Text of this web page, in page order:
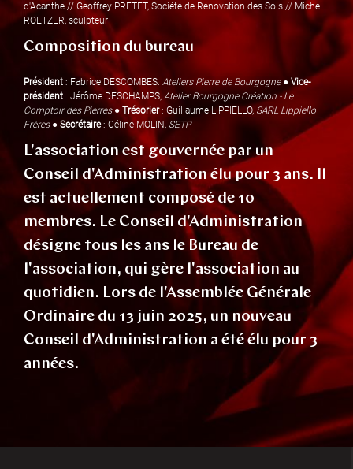
d'Acanthe // Geoffrey PRETET, Société de Rénovation des Sols // Michel
ROETZER, sculpteur
Composition du bureau
Président : Fabrice DESCOMBES. Ateliers Pierre de Bourgogne● Vice-
président : Jérôme DESCHAMPS, Atelier Bourgogne Création - Le
Comptoir des Pierres● Trésorier: Guillaume LIPPIELLO, SARL Lippiello
Frères ● Secrétaire: Céline MOLIN, SETP
L'association est gouvernée par un
Conseil d'Administration élu pour 3 ans. Il
est actuellement composé de 10
membres. Le Conseil d'Administration
désigne tous les ans le Bureau de
l'association, qui gère l'association au
quotidien. Lors de l'Assemblée Générale
Ordinaire du 13 juin 2025, un nouveau
Conseil d'Administration a été élu pour 3
années.